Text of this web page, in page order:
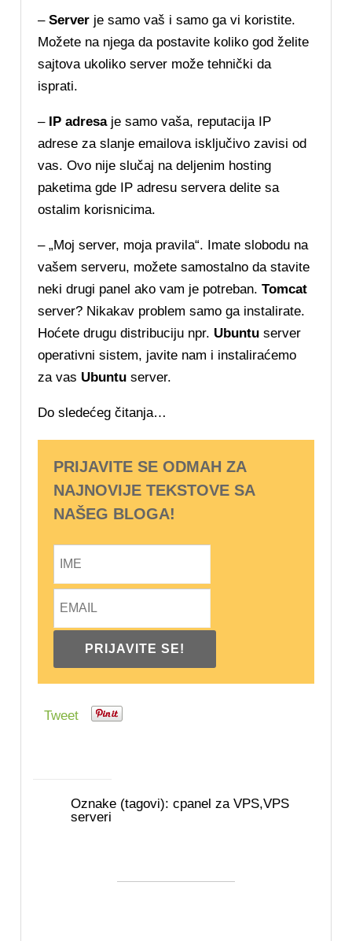
–Server je samo vaš i samo ga vi koristite.
Možete na njega da postavite koliko god želite
sajtova ukoliko server može tehnički da
isprati.
– IP adresaje samo vaša, reputacija IP
adrese za slanje emailova isključivo zavisi od
vas. Ovo nije slučaj na deljenim hosting
paketima gde IP adresu servera delite sa
ostalim korisnicima.
– „Moj server, moja pravila“. Imate slobodu na
vašem serveru, možete samostalno da stavite
neki drugi panel ako vam je potreban.Tomcat
server? Nikakav problem samo ga instalirate.
Hoćete drugu distribuciju npr. Ubuntu server
operativni sistem, javite nam i instaliraćemo
za vas Ubuntu server.
Do sledećeg čitanja…
PRIJAVITE SE ODMAH ZA
NAJNOVIJE TEKSTOVE SA
NAŠEG BLOGA!
Tweet
Oznake (tagovi): cpanel za VPS,VPS
serveri